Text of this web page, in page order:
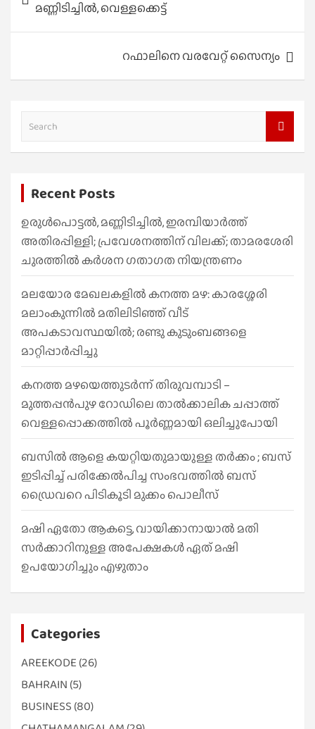
മണ്ണിടിച്ചില്‍, വെള്ളക്കെട്ട്
റഫാലിനെ വരവേറ്റ് സൈന്യം
a
h
Recent Posts
ഉരുൾപൊട്ടൽ, മണ്ണിടിച്ചിൽ, ഇരമ്പിയാര്‍ത്ത്
അതിരപ്പിള്ളി; പ്രവേശനത്തിന് വിലക്ക്; താമരശേരി
ചുരത്തില്‍ കര്‍ശന ഗതാഗത നിയന്ത്രണം
മലയോര മേഖലകളിൽ കനത്ത മഴ: കാരശ്ശേരി
മലാംകുന്നിൽ മതിലിടിഞ്ഞ് വീട്
അപകടാവസ്ഥയിൽ; രണ്ടു കുടുംബങ്ങളെ
മാറ്റിപ്പാർപ്പിച്ചു
കനത്ത മഴയെത്തുടർന്ന് തിരുവമ്പാടി –
മുത്തപ്പൻപുഴ റോഡിലെ താൽക്കാലിക ചപ്പാത്ത്
വെള്ളപ്പൊക്കത്തിൽ പൂർണ്ണമായി ഒലിച്ചുപോയി
ബസിൽ ആളെ കയറ്റിയതുമായുള്ള തർക്കം ; ബസ്
ഇടിപ്പിച്ച് പരിക്കേൽപിച്ച സംഭവത്തിൽ ബസ്
ഡ്രൈവറെ പിടികൂടി മുക്കം പൊലീസ്
മഷി ഏതോ ആകട്ടെ, വായിക്കാനായാൽ മതി​
സർക്കാറിനുള്ള അപേക്ഷകൾ ഏത് മഷി
ഉപയോഗിച്ചും എഴുതാം
Categories
AREEKODE (26)
BAHRAIN (5)
BUSINESS (80)